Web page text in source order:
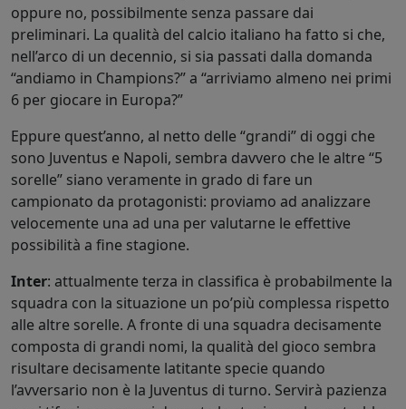
oppure no, possibilmente senza passare dai
preliminari. La qualità del calcio italiano ha fatto si che,
nell’arco di un decennio, si sia passati dalla domanda
“andiamo in Champions?” a “arriviamo almeno nei primi
6 per giocare in Europa?”
Eppure quest’anno, al netto delle “grandi” di oggi che
sono Juventus e Napoli, sembra davvero che le altre “5
sorelle” siano veramente in grado di fare un
campionato da protagonisti: proviamo ad analizzare
velocemente una ad una per valutarne le effettive
possibilità a fine stagione.
Inter: attualmente terza in classifica è probabilmente la
squadra con la situazione un po’più complessa rispetto
alle altre sorelle. A fronte di una squadra decisamente
composta di grandi nomi, la qualità del gioco sembra
risultare decisamente latitante specie quando
l’avversario non è la Juventus di turno. Servirà pazienza